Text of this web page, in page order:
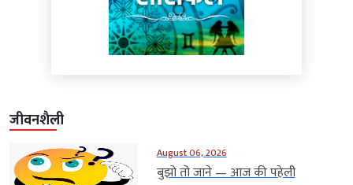
जीवनशैली
August 06, 2026
बुझो तो जाने — आज की पहेली